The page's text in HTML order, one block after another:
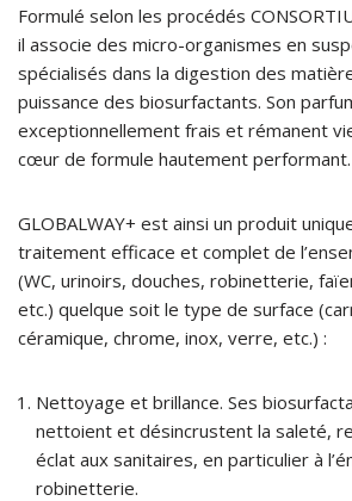
Formulé selon les procédés
il associe des micro-organismes en
spécialisés dans la digestion des
puissance des biosurfactants. Son
exceptionnellement frais et rémanent
cœur de formule hautement performant.
GLOBALWAY+ est ainsi un produit
traitement efficace et complet de
(WC, urinoirs, douches, robinetterie,
etc.) quelque soit le type de surface
céramique, chrome, inox, verre, etc.) :
Nettoyage et brillance. Ses
nettoient et désincrustent la saleté,
éclat aux sanitaires, en particulier à
robinetterie.